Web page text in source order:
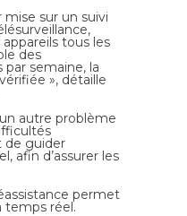
mise sur un suivi
tous les
des
semaine, la
», détaille
autre problème
de guider
afin d’assurer les
permet
temps réel.